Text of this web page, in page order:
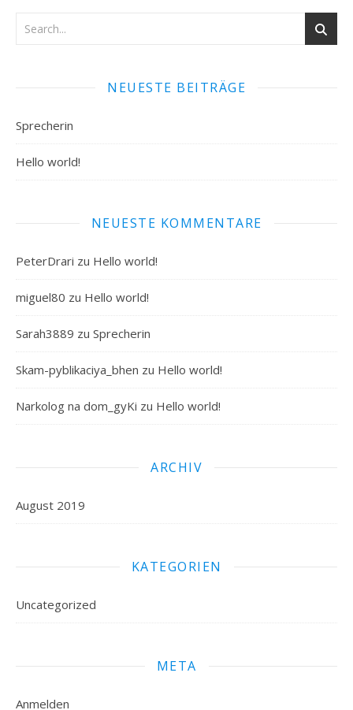
NEUESTE BEITRÄGE
Sprecherin
Hello world!
NEUESTE KOMMENTARE
PeterDrari zu Hello world!
miguel80 zu Hello world!
Sarah3889 zu Sprecherin
Skam-pyblikaciya_bhen zu Hello world!
Narkolog na dom_gyKi zu Hello world!
ARCHIV
August 2019
KATEGORIEN
Uncategorized
META
Anmelden